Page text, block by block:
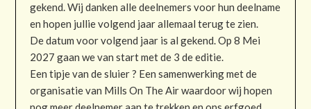
gekend. Wij danken alle deelnemers voor hun deelname
en hopen jullie volgend jaar allemaal terug te zien.
De datum voor volgend jaar is al gekend. Op 8 Mei
2027 gaan we van start met de 3 de editie.
Een tipje van de sluier ? Een samenwerking met de
organisatie van Mills On The Air waardoor wij hopen